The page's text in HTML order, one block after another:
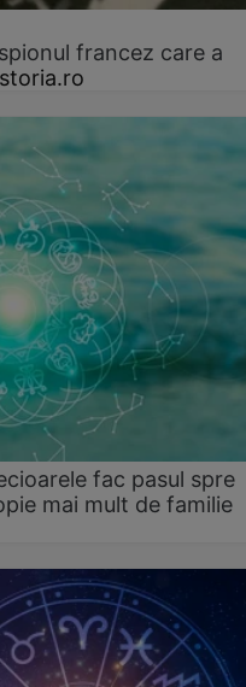
francez care a
fac pasul spre
mai mult de familie